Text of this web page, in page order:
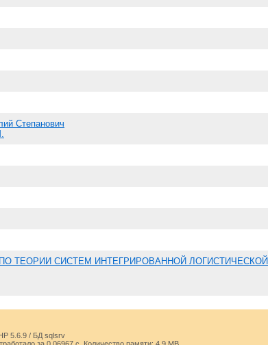
Степанович
ТЕОРИИ СИСТЕМ ИНТЕГРИРОВАННОЙ ЛОГИСТИЧЕСКОЙ
5.6.9 / БД sqlsrv